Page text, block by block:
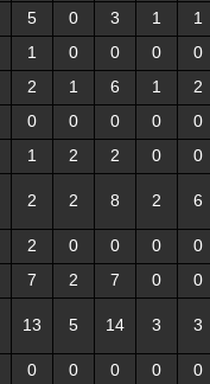
5 0 3 1
1
1 0 0 0
0
2 1 6 1
2
0 0 0 0
0
1 2 2 0 0
2 2 8 2 6
2 0 0 0
0
7 2 7 0 0
13 5 14 3 3
0 0 0 0 0